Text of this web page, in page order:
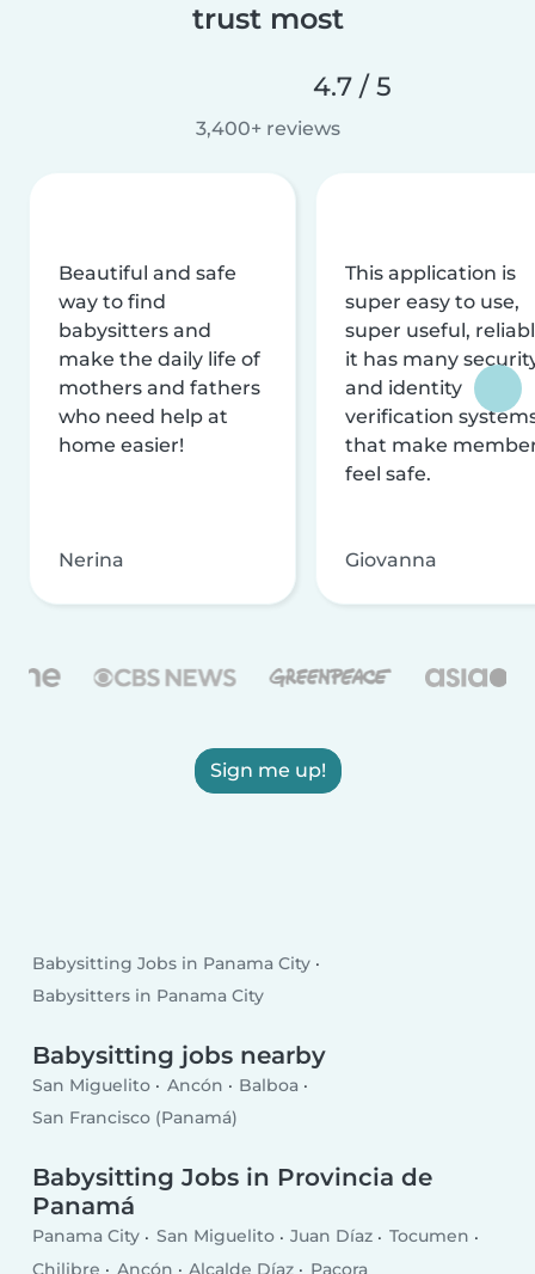
trust most
4.7 / 5
3,400+ reviews
Beautiful and safe
way to find
babysitters and
make the daily life of
mothers and fathers
who need help at
home easier!
Nerina
This application is
super easy to use,
super useful,
it has many
and identity
verification
that make
feel safe.
Giovanna
Sign me up!
Babysitting Jobs in Panama City
Babysitters in Panama City
Babysitting jobs nearby
San Miguelito Ancón
Balboa
San Francisco (Panamá)
Babysitting Jobs in Provincia de
Panamá
Panama City San Miguelito Juan Díaz
Tocumen
Chilibre
Ancón Alcalde Díaz Pacora